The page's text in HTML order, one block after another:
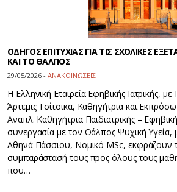
ΟΔΗΓΟΣ ΕΠΙΤΥΧΙΑΣ ΓΙΑ ΤΙΣ ΣΧΟΛΙΚΕΣ
ΚΑΙ ΤΟ ΘΑΛΠΟΣ
29/05/2026 - ΑΝΑΚΟΙΝΩΣΕΙΣ
Η Ελληνική Εταιρεία Εφηβικής Ιατρικής,
Άρτεμις Τσίτσικα, Καθηγήτρια και
Αναπλ. Καθηγήτρια Παιδιατρικής –
συνεργασία με τον Θάλπος Ψυχική
Αθηνά Πάσσιου, Νομικό MSc, εκφράζουν
συμπαράστασή τους προς όλους τους
που…